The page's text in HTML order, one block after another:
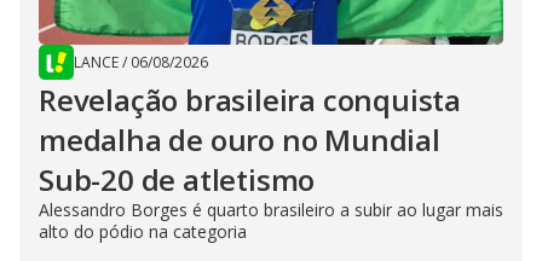
LANCE/ 06/08/2026
Revelação brasileira conquista
medalha de ouro no Mundial
Sub-20 de atletismo
Alessandro Borges é quarto brasileiro a subir ao lugar mais
alto do pódio na categoria